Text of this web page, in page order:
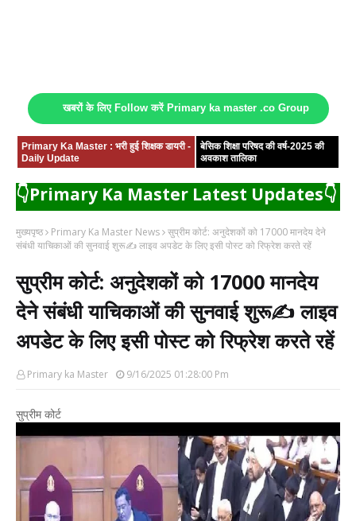
खबरों के लिए Follow करें Primary ka master .co Group
Primary Ka Master : भरी हुई शिक्षक डायरी -
Daily Update
बेसिक शिक्षा परिषद की वर्ष-2025 की
अवकाश तालिका
👇Primary Ka Master Latest Updates👇
मुख्यपृष्ठ Primary Ka Master News सुप्रीम कोर्ट: अनुदेशकों को 17000 मानदेय देने
संबंधी याचिकाओं की सुनवाई शुरू✍️ लाइव अपडेट के लिए इसी पोस्ट को रिफ्रेश करते रहें
सुप्रीम कोर्ट: अनुदेशकों को 17000 मानदेय
देने संबंधी याचिकाओं की सुनवाई शुरू✍️ लाइव
अपडेट के लिए इसी पोस्ट को रिफ्रेश करते रहें
Primary ka Master 9/16/2025 01:28:00 Pm
सुप्रीम कोर्ट